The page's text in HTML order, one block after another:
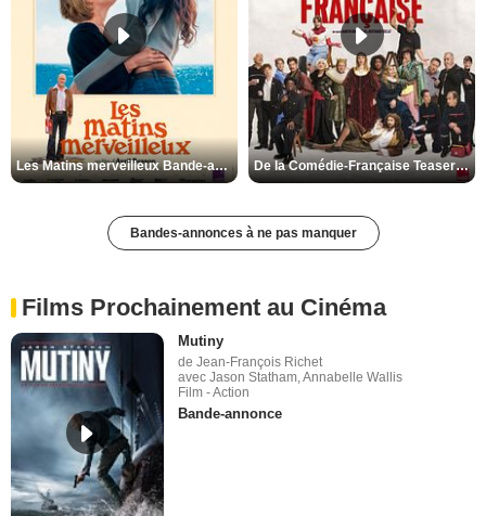
Les Matins merveilleux Bande-annonce VF De la Comédie-Française Teaser VF
Bandes-annonces à ne pas manquer
Films Prochainement au Cinéma
Mutiny
de Jean-François Richet
avec Jason Statham, Annabelle Wallis
Film - Action
Bande-annonce